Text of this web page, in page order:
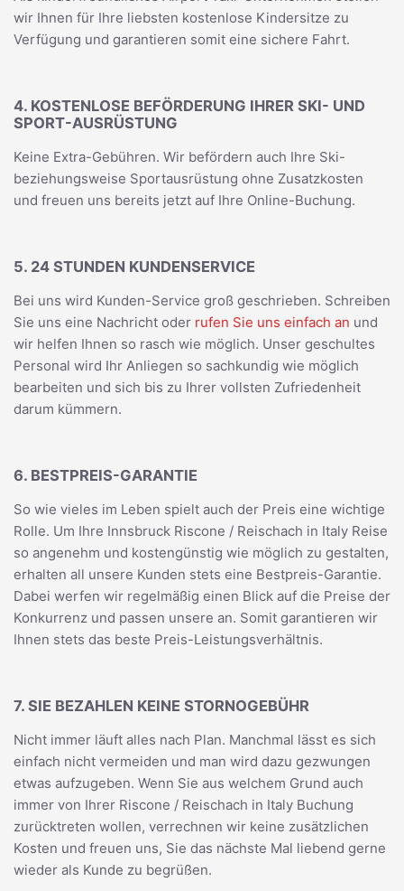
wir Ihnen für Ihre liebsten kostenlose Kindersitze zu
Verfügung und garantieren somit eine sichere Fahrt.
4. KOSTENLOSE BEFÖRDERUNG IHRER SKI- UND
SPORT-AUSRÜSTUNG
Keine Extra-Gebühren. Wir befördern auch Ihre Ski-
beziehungsweise Sportausrüstung ohne Zusatzkosten
und freuen uns bereits jetzt auf Ihre Online-Buchung.
5. 24 STUNDEN KUNDENSERVICE
Bei uns wird Kunden-Service groß geschrieben. Schreiben
Sie uns eine Nachricht oder rufen Sie uns einfach an und
wir helfen Ihnen so rasch wie möglich. Unser geschultes
Personal wird Ihr Anliegen so sachkundig wie möglich
bearbeiten und sich bis zu Ihrer vollsten Zufriedenheit
darum kümmern.
6. BESTPREIS-GARANTIE
So wie vieles im Leben spielt auch der Preis eine wichtige
Rolle. Um Ihre Innsbruck Riscone / Reischach in Italy Reise
so angenehm und kostengünstig wie möglich zu gestalten,
erhalten all unsere Kunden stets eine Bestpreis-Garantie.
Dabei werfen wir regelmäßig einen Blick auf die Preise der
Konkurrenz und passen unsere an. Somit garantieren wir
Ihnen stets das beste Preis-Leistungsverhältnis.
7. SIE BEZAHLEN KEINE STORNOGEBÜHR
Nicht immer läuft alles nach Plan. Manchmal lässt es sich
einfach nicht vermeiden und man wird dazu gezwungen
etwas aufzugeben. Wenn Sie aus welchem Grund auch
immer von Ihrer Riscone / Reischach in Italy Buchung
zurücktreten wollen, verrechnen wir keine zusätzlichen
Kosten und freuen uns, Sie das nächste Mal liebend gerne
wieder als Kunde zu begrüßen.